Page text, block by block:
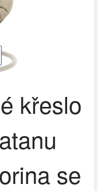
křeslo
se